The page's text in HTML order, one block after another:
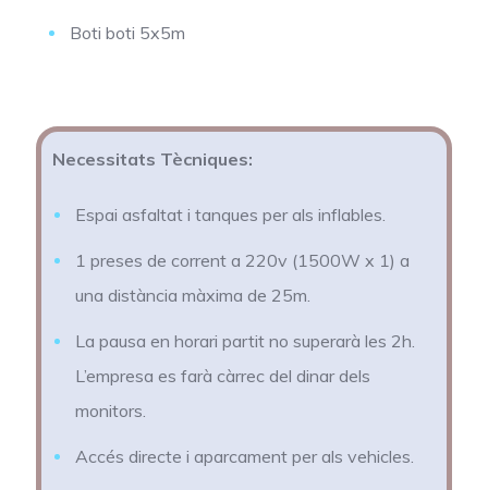
Boti boti 5x5m
Necessitats Tècniques:
Espai asfaltat i tanques per als inflables.
1 preses de corrent a 220v (1500W x 1) a
una distància màxima de 25m.
La pausa en horari partit no superarà les 2h.
L’empresa es farà càrrec del dinar dels
monitors.
Accés directe i aparcament per als vehicles.